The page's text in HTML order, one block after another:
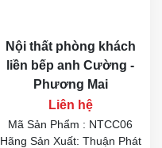
Nội thất phòng khách
liền bếp anh Cường -
Phương Mai
Liên hệ
Mã Sản Phẩm : NTCC06
Hãng Sản Xuất: Thuận Phát